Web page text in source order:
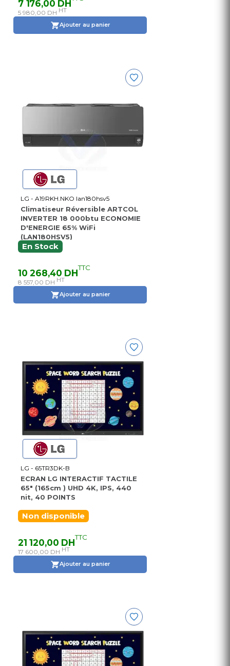
7 176,00 DH
5 980,00 DH HT
Ajouter au panier
LG - A19RKH.NKO lan180hsv5
Climatiseur Réversible ARTCOL
INVERTER 18 000btu ECONOMIE
D'ENERGIE 65% WiFi
(LAN180HSV5)
En Stock
10 268,40 DHTTC
8 557,00 DH HT
Ajouter au panier
LG - 65TR3DK-B
ECRAN LG INTERACTIF TACTILE
65" (165cm ) UHD 4K, IPS, 440
nit, 40 POINTS
Non disponible
21 120,00 DHTTC
17 600,00 DH HT
Ajouter au panier